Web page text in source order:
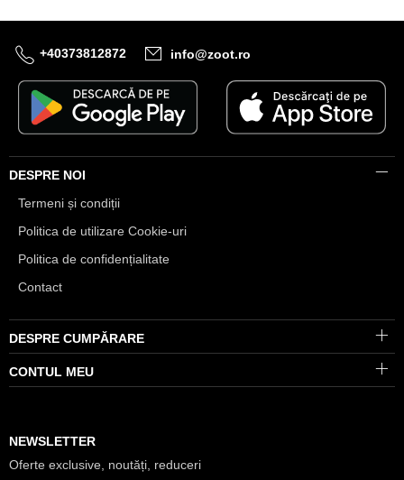
+40373812872 info@zoot.ro
DESPRE NOI
Termeni și condiții
Politica de utilizare Cookie-uri
Politica de confidențialitate
Contact
DESPRE CUMPĂRARE
CONTUL MEU
NEWSLETTER
Oferte exclusive, noutăți, reduceri